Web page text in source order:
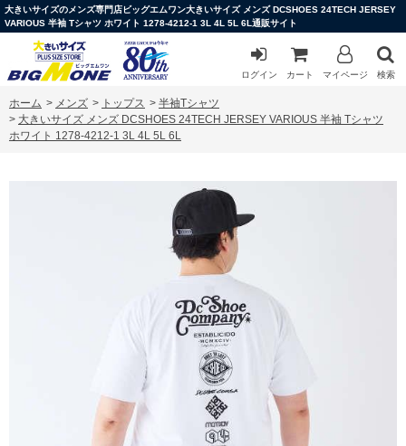
大きいサイズのメンズ専門店ビッグエムワン大きいサイズ メンズ DCSHOES 24TECH JERSEY
VARIOUS 半袖 Tシャツ ホワイト 1278-4212-1 3L 4L 5L 6L通販サイト
ログイン カート マイページ 検索
ホーム > メンズ > トップス > 半袖Tシャツ
> 大きいサイズ メンズ DCSHOES 24TECH JERSEY VARIOUS 半袖 Tシャツ
ホワイト 1278-4212-1 3L 4L 5L 6L